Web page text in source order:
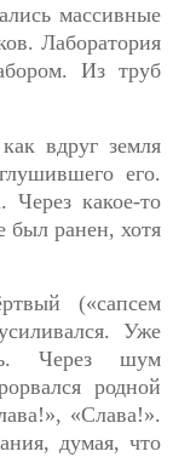
массивные
Лаборатория
Из труб
вдруг земля
его.
какое-то
был ранен, хотя
(«сапсем
Уже
Через шум
родной
«Слава!».
думая, что